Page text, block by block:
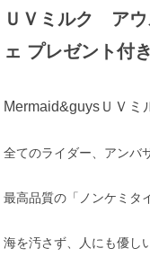
ＵＶミルク ア
ェ プレゼント付き
Mermaid&guysＵＶ
全てのライダー、アンバ
最高品質の「ノンケミタ
海を汚さず、人にも優し